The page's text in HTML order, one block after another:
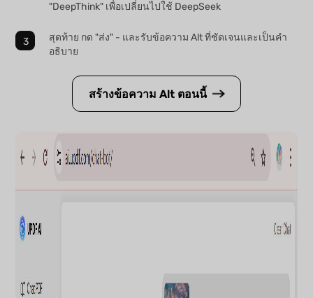
"DeepThink" เพื่อเปลี่ยนไปใช้ DeepSeek
สุดท้าย กด "ส่ง" - และรับข้อความ Alt ที่ชัดเจนและเป็นคำ
อธิบาย
สร้างข้อความ Alt ตอนนี้